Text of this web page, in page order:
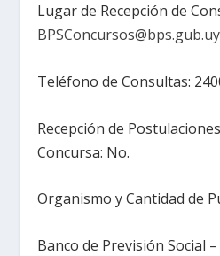
Lugar de Recepción de
BPSConcursos@bps.gub.uy
Teléfono de Consultas:
Recepción de
Concursa: No.
Organismo y Cantidad de
Banco de Previsión Social